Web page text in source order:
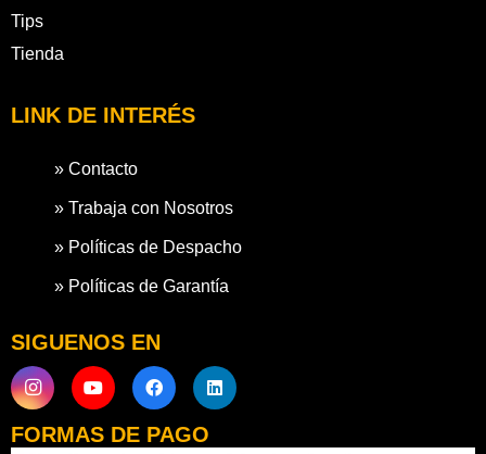
Tips
Tienda
LINK DE INTERÉS
» Contacto
» Trabaja con Nosotros
» Políticas de Despacho
» Políticas de Garantía
SIGUENOS EN
FORMAS DE PAGO